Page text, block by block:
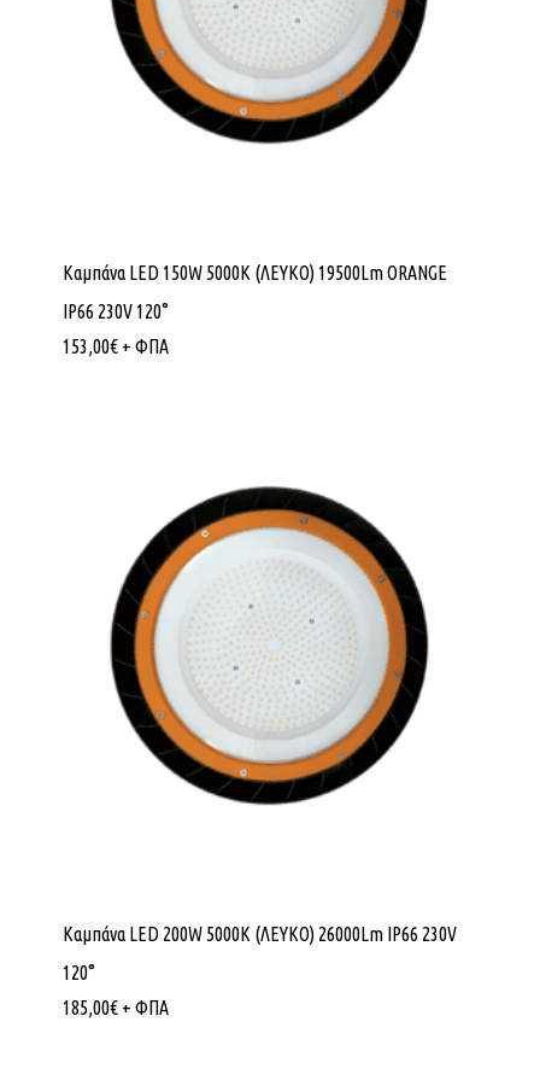
Go To Shop
Καμπάνα LED 150W 5000K (ΛΕΥΚΟ) 19500Lm ORANGE
IP66 230V 120°
153,00€ + ΦΠΑ
Καμπάνα LED 200W 5000K (ΛΕΥΚΟ) 26000Lm IP66 230V
120°
185,00€ + ΦΠΑ